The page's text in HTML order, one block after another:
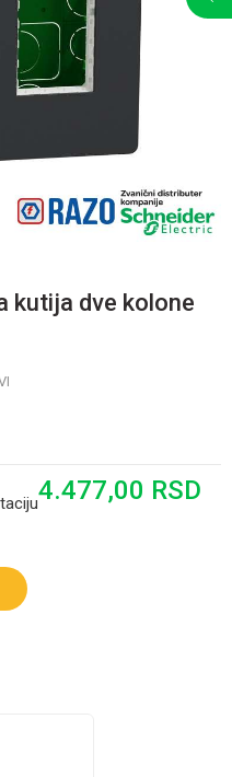
kutija dve kolone
4.477,00 RSD